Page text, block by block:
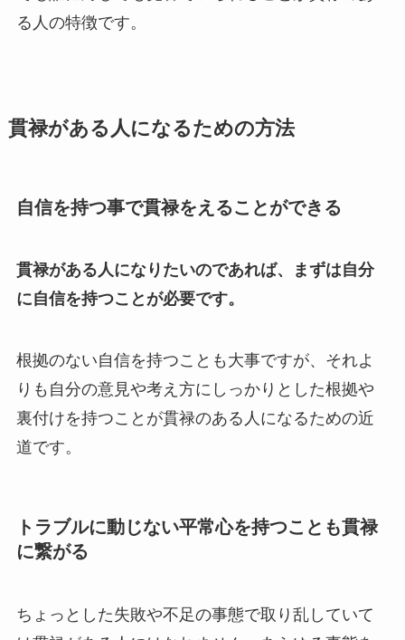
る人の特徴です。
貫禄がある人になるための方法
自信を持つ事で貫禄をえることができる
貫禄がある人になりたいのであれば、まずは自分
に自信を持つことが必要です。
根拠のない自信を持つことも大事ですが、それよ
りも自分の意見や考え方にしっかりとした根拠や
裏付けを持つことが貫禄のある人になるための近
道です。
トラブルに動じない平常心を持つことも貫禄
に繋がる
ちょっとした失敗や不足の事態で取り乱していて